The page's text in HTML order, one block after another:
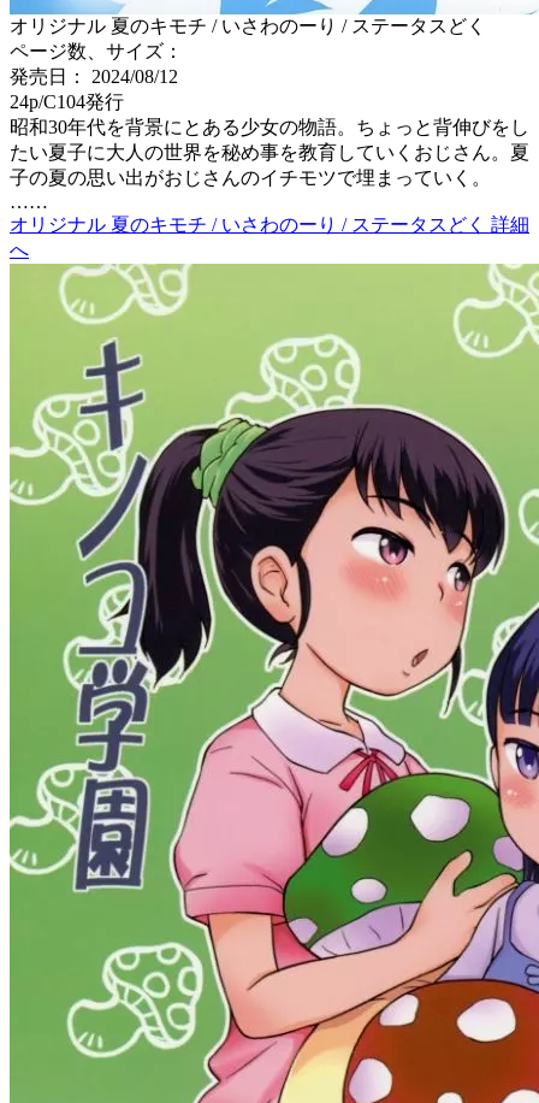
オリジナル 夏のキモチ / いさわのーり / ステータスどく
ページ数、サイズ：
発売日： 2024/08/12
24p/C104発行
昭和30年代を背景にとある少女の物語。ちょっと背伸びをし
たい夏子に大人の世界を秘め事を教育していくおじさん。夏
子の夏の思い出がおじさんのイチモツで埋まっていく。
……
オリジナル 夏のキモチ / いさわのーり / ステータスどく 詳細
へ